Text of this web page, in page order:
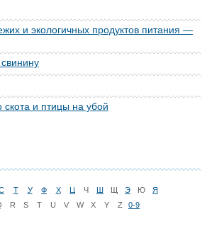
и экологичных продуктов питания —
скота и птицы на убой
Т У Ф Х Ц Ч Ш Щ Э Ю
Я
R S T U V W X Y Z 0-9